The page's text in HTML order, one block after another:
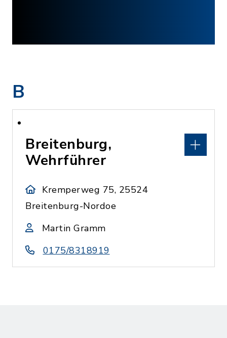
B
Breitenburg,
Wehrführer
Kremperweg 75, 25524
Breitenburg-Nordoe
Martin Gramm
0175/8318919